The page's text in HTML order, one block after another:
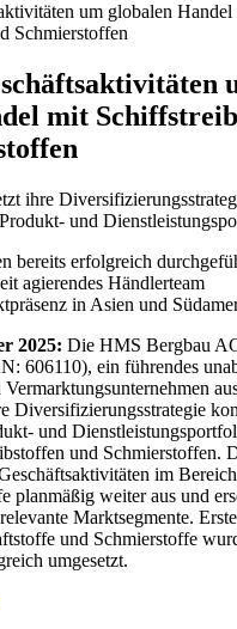
um globalen Handel
Schmierstoffen
mit
ihre
und
bereits erfolgreich
agierendes Händlerteam
in Asien und
2025: Die HMS Bergbau
606110), ein führendes
Diversifizierungsstrategie
und
und Schmierstoffen.
im
planmäßig weiter aus und
Marktsegmente.
und Schmierstoffe
umgesetzt.